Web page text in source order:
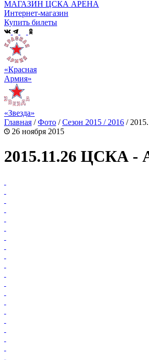
МАГАЗИН ЦСКА АРЕНА
Интернет-магазин
Купить билеты
«Красная
Армия»
«Звезда»
Главная /Фото /Сезон 2015 / 2016 /
26 ноября 2015
2015.11.26 ЦСКА -